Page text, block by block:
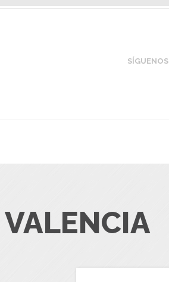
SÍGUENOS